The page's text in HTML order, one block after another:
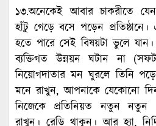
১৩.অনেকেই আবার চাকরীতে
হাঁটু গেড়ে বসে পড়েন
হতে পারে সেই বিষয়টা ভুলে
ব্যক্তিগত উন্নয়ন ঘটান না
নিয়োগদাতার মন ঘুরলে তিনি
মনে রাখুন, আপনাকে যেকোনো
নিজেকে প্রতিনিয়ত নতুন নতুন
রাখুন। রেডি থাকুন। আর হ্যা,